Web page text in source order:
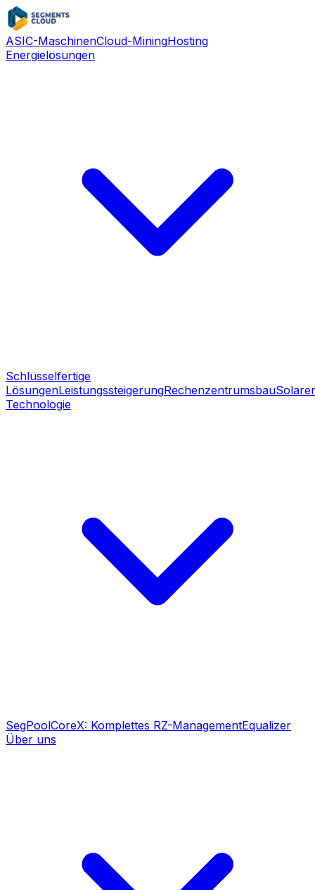
ASIC-MaschinenCloud-MiningHosting
Energielösungen
Schlüsselfertige
LösungenLeistungssteigerungRechenzentrumsbau
Technologie
SegPoolCoreX: Komplettes RZ-ManagementEqualizer
Über uns